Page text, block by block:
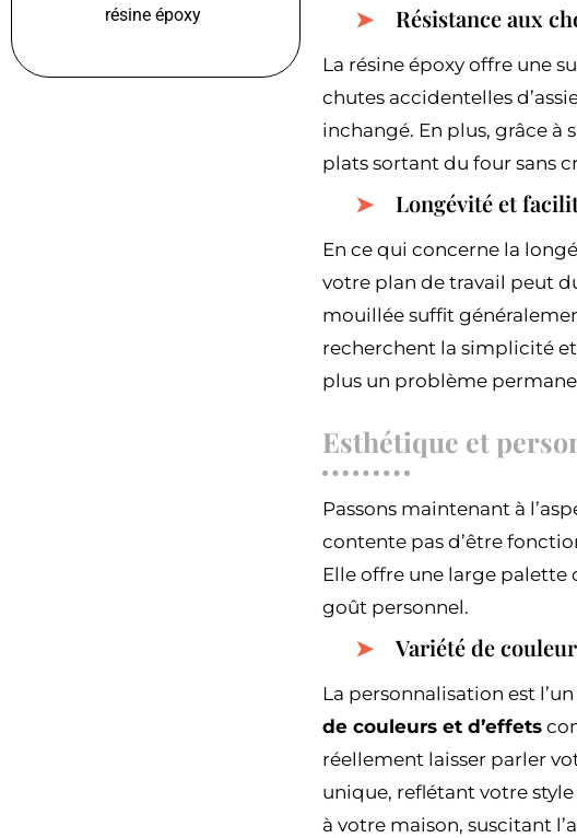
résine époxy
Résistance aux
La résine époxy offre une
chutes accidentelles
inchangé. En plus, grâce à
plats sortant du four sans
Longévité et
En ce qui concerne la
votre plan de travail peut
mouillée suffit
recherchent la simplicité et
plus un problème
Esthétique et
Passons maintenant à
contente pas d’être
Elle offre une large
goût personnel.
Variété de
La personnalisation est
de couleurs et d’effets
réellement laisser parler
unique, reflétant votre
à votre maison, suscitant